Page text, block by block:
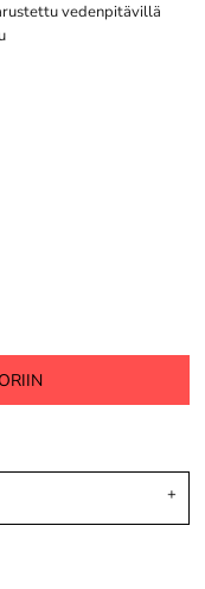
vedenpitävillä